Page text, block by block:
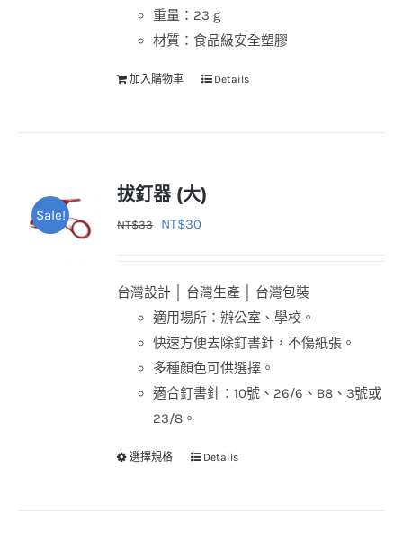
重量：23 g
材質：食品級安全塑膠
加入購物車 Details
Sale!
拔釘器 (大)
NT$33
原
格：
NT$33。
NT$30
格：
NT$30。
台灣設計 │ 台灣生產 │ 台灣包裝
適用場所：辦公室、學校。
快速方便去除釘書針，不傷紙張。
多種顏色可供選擇。
適合釘書針：10號、26/6、B8、3號或
23/8。
選擇規格
此 Details